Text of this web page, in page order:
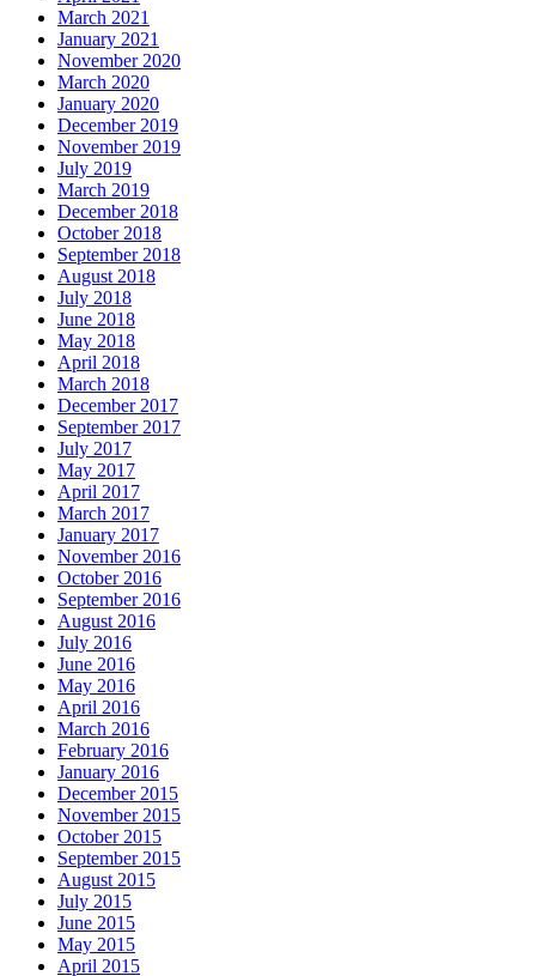
March 2021
January 2021
November 2020
March 2020
January 2020
December 2019
November 2019
July 2019
March 2019
December 2018
October 2018
September 2018
August 2018
July 2018
June 2018
May 2018
April 2018
March 2018
December 2017
September 2017
July 2017
May 2017
April 2017
March 2017
January 2017
November 2016
October 2016
September 2016
August 2016
July 2016
June 2016
May 2016
April 2016
March 2016
February 2016
January 2016
December 2015
November 2015
October 2015
September 2015
August 2015
July 2015
June 2015
May 2015
April 2015